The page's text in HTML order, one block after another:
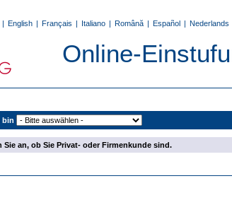
| English | Français | Italiano | Română | Español | Nederlands
Online-
bin
Sie an, ob Sie Privat- oder Firmenkunde sind.